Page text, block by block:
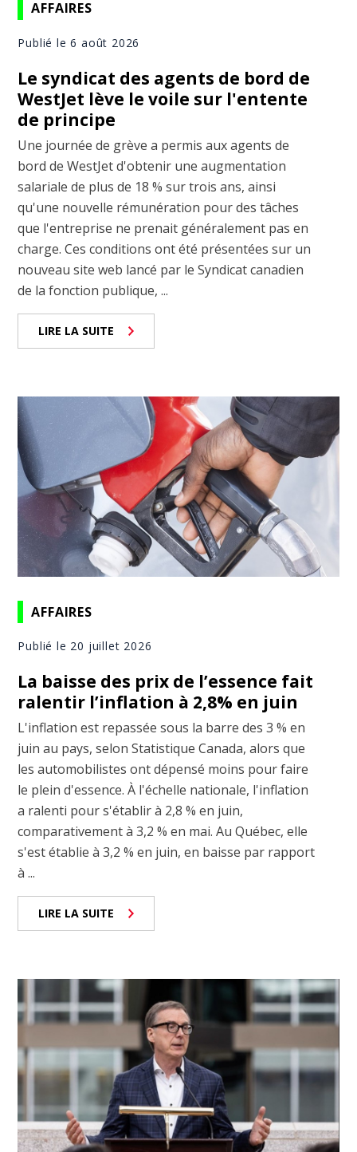
AFFAIRES
Publié le 6 août 2026
Le syndicat des agents de bord de
WestJet lève le voile sur l'entente
de principe
Une journée de grève a permis aux agents de
bord de WestJet d'obtenir une augmentation
salariale de plus de 18 % sur trois ans, ainsi
qu'une nouvelle rémunération pour des tâches
que l'entreprise ne prenait généralement pas en
charge. Ces conditions ont été présentées sur un
nouveau site web lancé par le Syndicat canadien
de la fonction publique, ...
LIRE LA SUITE
AFFAIRES
Publié le 20 juillet 2026
La baisse des prix de l’essence fait
ralentir l’inflation à 2,8% en juin
L'inflation est repassée sous la barre des 3 % en
juin au pays, selon Statistique Canada, alors que
les automobilistes ont dépensé moins pour faire
le plein d'essence. À l'échelle nationale, l'inflation
a ralenti pour s'établir à 2,8 % en juin,
comparativement à 3,2 % en mai. Au Québec, elle
s'est établie à 3,2 % en juin, en baisse par rapport
à ...
LIRE LA SUITE